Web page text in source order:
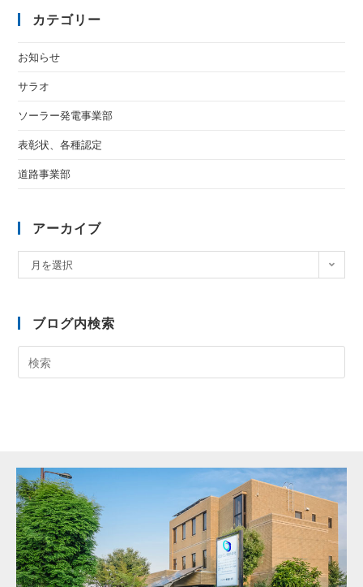
カテゴリー
お知らせ
サラオ
ソーラー発電事業部
表彰状、各種認定
道路事業部
アーカイブ
月を選択
ブログ内検索